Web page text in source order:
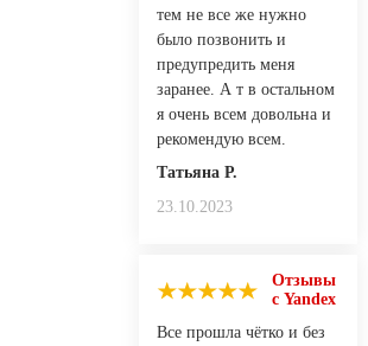
тем не все же нужно
было позвонить и
предупредить меня
заранее. А т в остальном
я очень всем довольна и
рекомендую всем.
Татьяна Р.
23.10.2023
Отзывы
с Yandex
Все прошла чётко и без